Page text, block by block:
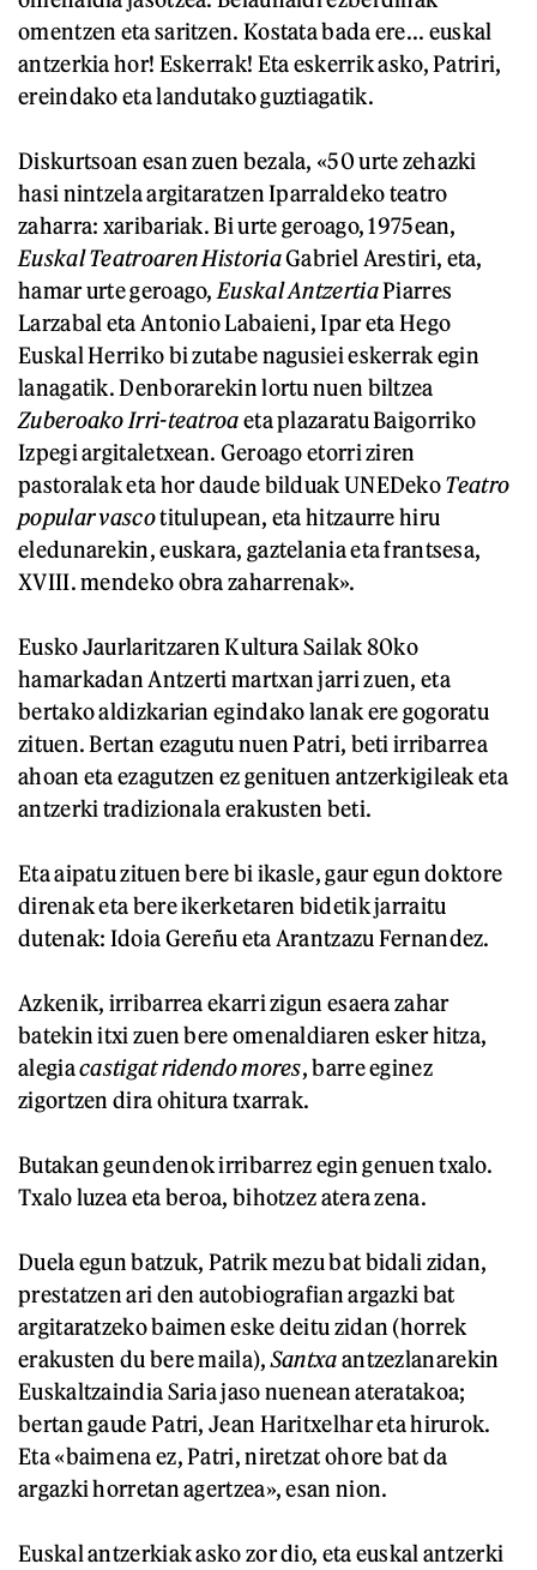
omentzen eta saritzen. Kostata bada ere... euskal
antzerkia hor! Eskerrak! Eta eskerrik asko, Patriri,
ereindako eta landutako guztiagatik.
Diskurtsoan esan zuen bezala, «50 urte zehazki
hasi nintzela argitaratzen Iparraldeko teatro
zaharra: xaribariak. Bi urte geroago, 1975ean,
Euskal Teatroaren HistoriaGabriel Arestiri, eta,
hamar urte geroago, Euskal AntzertiaPiarres
Larzabal eta Antonio Labaieni, Ipar eta Hego
Euskal Herriko bi zutabe nagusiei eskerrak egin
lanagatik. Denborarekin lortu nuen biltzea
Zuberoako Irri-teatroaeta plazaratu Baigorriko
Izpegi argitaletxean. Geroago etorri ziren
pastoralak eta hor daude bilduak UNEDekoTeatro
popular vascotitulupean, eta hitzaurre hiru
eledunarekin, euskara, gaztelania eta frantsesa,
XVIII. mendeko obra zaharrenak».
Eusko Jaurlaritzaren Kultura Sailak 80ko
hamarkadan Antzerti martxan jarri zuen, eta
bertako aldizkarian egindako lanak ere gogoratu
zituen. Bertan ezagutu nuen Patri, beti irribarrea
ahoan eta ezagutzen ez genituen antzerkigileak eta
antzerki tradizionala erakusten beti.
Eta aipatu zituen bere bi ikasle, gaur egun doktore
direnak eta bere ikerketaren bidetik jarraitu
dutenak: Idoia Gereñu eta Arantzazu Fernandez.
Azkenik, irribarrea ekarri zigun esaera zahar
batekin itxi zuen bere omenaldiaren esker hitza,
alegiacastigat ridendo mores, barre eginez
zigortzen dira ohitura txarrak.
Butakan geundenok irribarrez egin genuen txalo.
Txalo luzea eta beroa, bihotzez atera zena.
Duela egun batzuk, Patrik mezu bat bidali zidan,
prestatzen ari den autobiografian argazki bat
argitaratzeko baimen eske deitu zidan (horrek
erakusten du bere maila),Santxaantzezlanarekin
Euskaltzaindia Saria jaso nuenean ateratakoa;
bertan gaude Patri, Jean Haritxelhar eta hirurok.
Eta «baimena ez, Patri, niretzat ohore bat da
argazki horretan agertzea», esan nion.
Euskal antzerkiak asko zor dio, eta euskal antzerki